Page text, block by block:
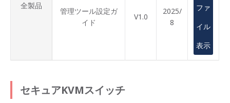
全製品
管理ツール設定ガ
イド
V1.0
2025/
8
ファ
イル
表示
セキュアKVMスイッチ